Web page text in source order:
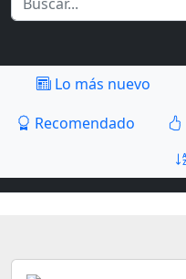
Lo más nuevo
Recomendado